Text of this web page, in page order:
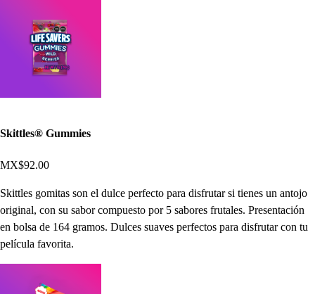
Skittles® Gummies
MX$92.00
Skittles gomitas son el dulce perfecto para disfrutar si tienes un antojo
original, con su sabor compuesto por 5 sabores frutales. Presentación
en bolsa de 164 gramos. Dulces suaves perfectos para disfrutar con tu
película favorita.